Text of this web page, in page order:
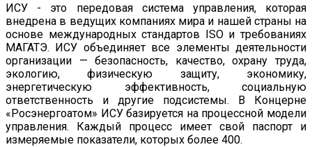
ИСУ - это передовая система управления, которая
внедрена в ведущих компаниях мира и нашей страны на
основе международных стандартов ISO и требованиях
МАГАТЭ. ИСУ объединяет все элементы деятельности
организации — безопасность, качество, охрану труда,
экологию, физическую защиту, экономику,
энергетическую эффективность, социальную
ответственность и другие подсистемы. В Концерне
«Росэнергоатом» ИСУ базируется на процессной модели
управления. Каждый процесс имеет свой паспорт и
измеряемые показатели, которых более 400.